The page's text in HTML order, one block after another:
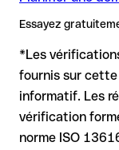
USD, GBP), des
Renseignez-vous à
conditions en
confirmer l'IBAN
compte ne peut
même ou par un
Dans ce cas :
la banque
votre banque
demande
Essayez
*Les
fournis sur
informatif. Les
vérification
norme ISO